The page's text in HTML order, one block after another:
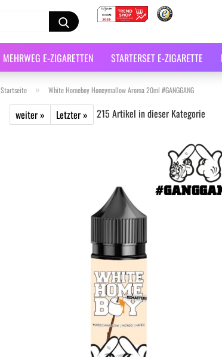
MEHRWEG E-ZIGARETTEN STARTERSET E-ZIGARETTE
Startseite » White Homeboy Honeymallow Aroma 20ml #GANGGANG
weiter » Letzter » 215 Artikel in dieser Kategorie